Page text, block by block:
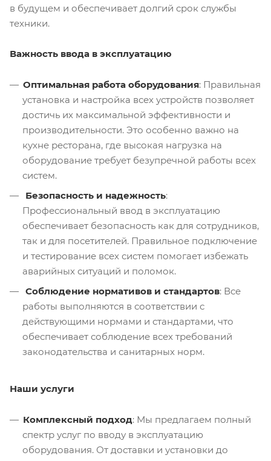
в будущем и обеспечивает долгий срок службы
техники.
Важность ввода в эксплуатацию
Оптимальная работа оборудования: Правильная
установка и настройка всех устройств позволяет
достичь их максимальной эффективности и
производительности. Это особенно важно на
кухне ресторана, где высокая нагрузка на
оборудование требует безупречной работы всех
систем.
Безопасность и надежность:
Профессиональный ввод в эксплуатацию
обеспечивает безопасность как для сотрудников,
так и для посетителей. Правильное подключение
и тестирование всех систем помогает избежать
аварийных ситуаций и поломок.
Соблюдение нормативов и стандартов: Все
работы выполняются в соответствии с
действующими нормами и стандартами, что
обеспечивает соблюдение всех требований
законодательства и санитарных норм.
Наши услуги
Комплексный подход: Мы предлагаем полный
спектр услуг по вводу в эксплуатацию
оборудования. От доставки и установки до